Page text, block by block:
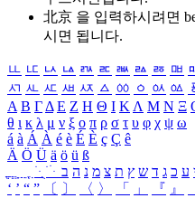
北京 을 입력하시려면
시면 됩니다.
ㅥ ㅦ ㅧ ㅨ ㅩ ㅪ ㅫ ㅬ ㅭ ㅮ
ㅺ ㅻ ㅼ ㅽ ㅾ ㅿ ㆀ ㆁ ㆂ ㆃ
Α Β ΓΔ Ε Ζ Η Θ Ι ΚΛ Μ Ν Ξ
θ ι κ λ μ ν ξ ο π ρ σ τ υ φ χ ψ ω
á à Á À é è É È ç Ç ê
Ä Ö Ü ä ö ü ß
ִֶֹ ֻּ ׁׂ ע כ ג ד ש ץ ת צ מ נ ה ב
‘ ’ “ ” 〔 〕 〈 〉 「 」 『 』